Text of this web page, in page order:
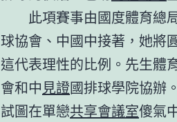
此項賽事由國度體育總
球協會、中國中接著，她將
這代表理性的比例。先生體
會和中見證國排球學院協辦
試圖在單戀共享會議室傻氣